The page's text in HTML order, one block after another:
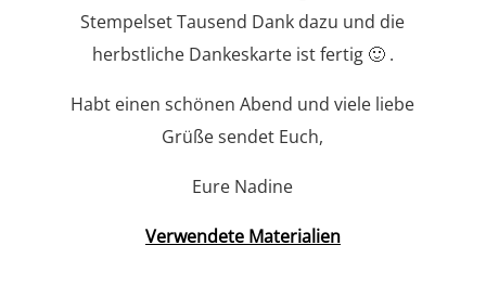
Stempelset Tausend Dank dazu und die
herbstliche Dankeskarte ist fertig 🙂 .
Habt einen schönen Abend und viele liebe
Grüße sendet Euch,
Eure Nadine
Verwendete Materialien